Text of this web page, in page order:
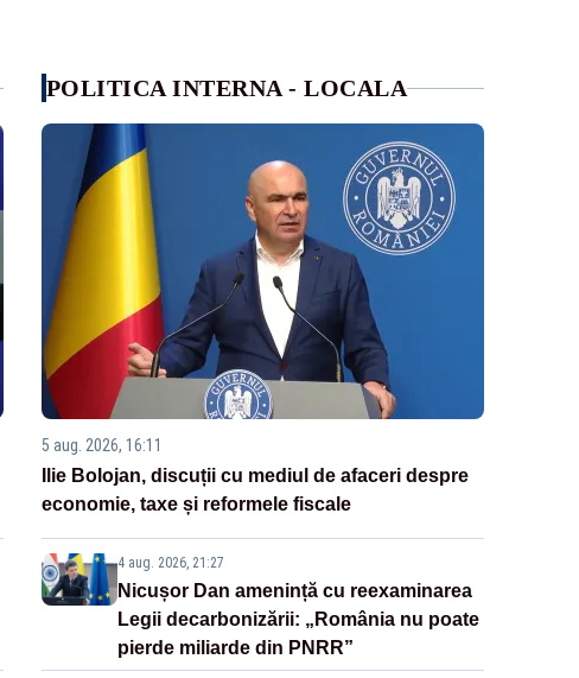
POLITICA INTERNA - LOCALA
5 aug. 2026, 16:11
Ilie Bolojan, discuții cu mediul de afaceri despre
economie, taxe și reformele fiscale
4 aug. 2026, 21:27
Nicușor Dan amenință cu reexaminarea
Legii decarbonizării: „România nu poate
pierde miliarde din PNRR”